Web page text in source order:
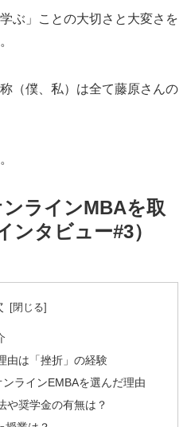
ぶ」ことの大切さと大変さを
（僕、私）は全て藤原さんの
ラインMBAを取
ンタビュー#3）
由は「挫折」の経験
ラインEMBAを選んだ理由
や奨学金の有無は？